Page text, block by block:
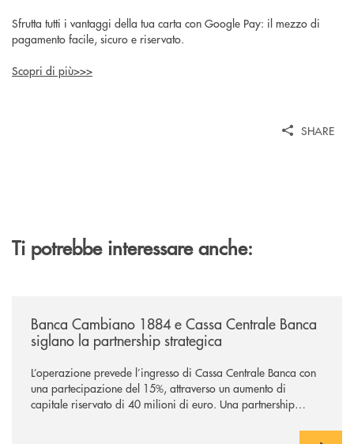
Sfrutta tutti i vantaggi della tua carta con Google Pay: il mezzo di
pagamento facile, sicuro e riservato.
Scopri di più>>>
SHARE
Ti potrebbe interessare anche:
Banca Cambiano 1884 e Cassa Centrale Banca
siglano la partnership strategica
L’operazione prevede l’ingresso di Cassa Centrale Banca con
una partecipazione del 15%, attraverso un aumento di
capitale riservato di 40 milioni di euro. Una partnership
comuni e sulla prossimità ai territori, per ampliare l’offerta e